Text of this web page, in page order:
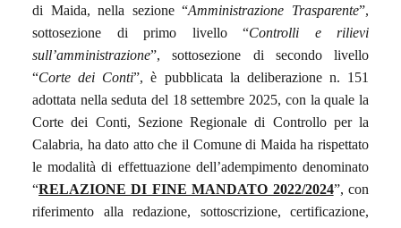
di Maida, nella sezione “Amministrazione Trasparente”,
sottosezione di primo livello “Controlli e rilievi
sull’amministrazione”, sottosezione di secondo livello
“Corte dei Conti”, è pubblicata la deliberazione n. 151
adottata nella seduta del 18 settembre 2025, con la quale la
Corte dei Conti, Sezione Regionale di Controllo per la
Calabria, ha dato atto che il Comune di Maida ha rispettato
le modalità di effettuazione dell’adempimento denominato
“RELAZIONE DI FINE MANDATO 2022/2024”, con
riferimento alla redazione, sottoscrizione, certificazione,